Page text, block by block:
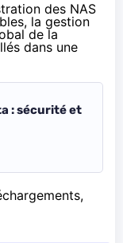
des NAS
la gestion
de la
dans une
: sécurité et